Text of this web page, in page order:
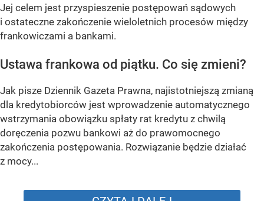
Jej celem jest przyspieszenie postępowań sądowych
i ostateczne zakończenie wieloletnich procesów między
frankowiczami a bankami.
Ustawa frankowa od piątku. Co się zmieni?
Jak pisze Dziennik Gazeta Prawna, najistotniejszą zmianą
dla kredytobiorców jest wprowadzenie automatycznego
wstrzymania obowiązku spłaty rat kredytu z chwilą
doręczenia pozwu bankowi aż do prawomocnego
zakończenia postępowania. Rozwiązanie będzie działać
z mocy...